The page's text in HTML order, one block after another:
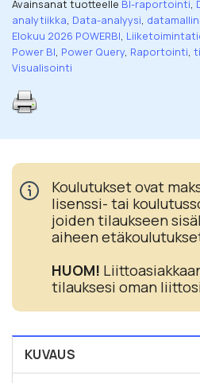
Avainsanat tuotteelle BI-raportointi,
analytiikka, Data-analyysi,
Elokuu 2026 POWERBI,
Power BI, Power Query, Raportointi,
Visualisointi
Koulutukset ovat
lisenssi- tai
joiden tilaukseen
aiheen
HUOM!
tilauksesi oman
KUVAUS